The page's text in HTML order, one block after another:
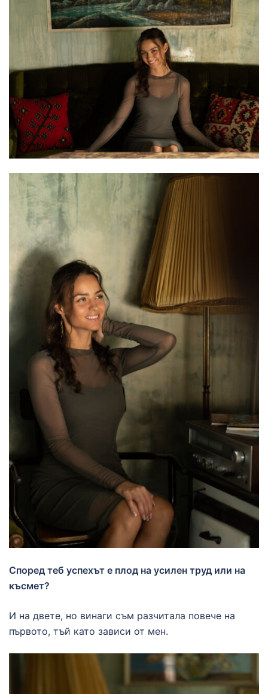
Според теб успехът е плод на усилен труд или на
късмет?
И на двете, но винаги съм разчитала повече на
първото, тъй като зависи от мен.